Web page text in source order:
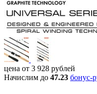
цена от 3 928 рублей
Начислим до 47.23 бонус-